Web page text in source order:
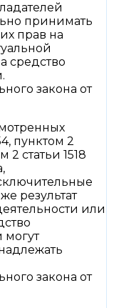
принимать
прав на
средство
закона от
пунктом 2
2 статьи 1518
результат
или
закона от